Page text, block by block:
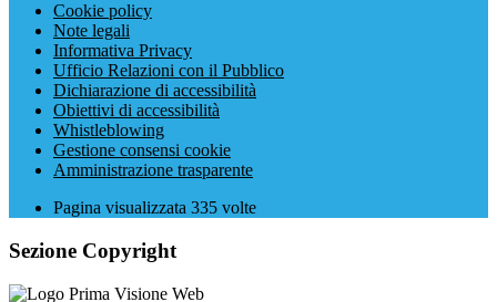
Cookie policy
Note legali
Informativa Privacy
Ufficio Relazioni con il Pubblico
Dichiarazione di accessibilità
Obiettivi di accessibilità
Whistleblowing
Gestione consensi cookie
Amministrazione trasparente
Pagina visualizzata 335 volte
Sezione Copyright